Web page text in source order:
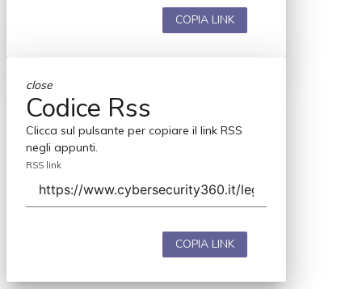
COPIA LINK
close
Codice Rss
Clicca sul pulsante per copiare il link RSS
negli appunti.
RSS link
COPIA LINK